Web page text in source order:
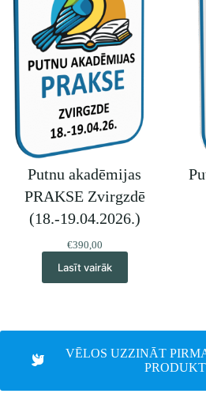
Putnu akadēmijas
PRAKSE Zvirgzdē
(18.-19.04.2026.)
€390,00
Lasīt vairāk
VĒLOS UZZINĀT